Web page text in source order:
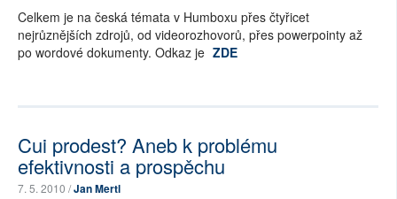
Celkem je na česká témata v Humboxu přes čtyřicet
nejrůznějších zdrojů, od videorozhovorů, přes powerpointy až
po wordové dokumenty. Odkaz je ZDE
Cui prodest? Aneb k problému
efektivnosti a prospěchu
7. 5. 2010 /Jan Mertl